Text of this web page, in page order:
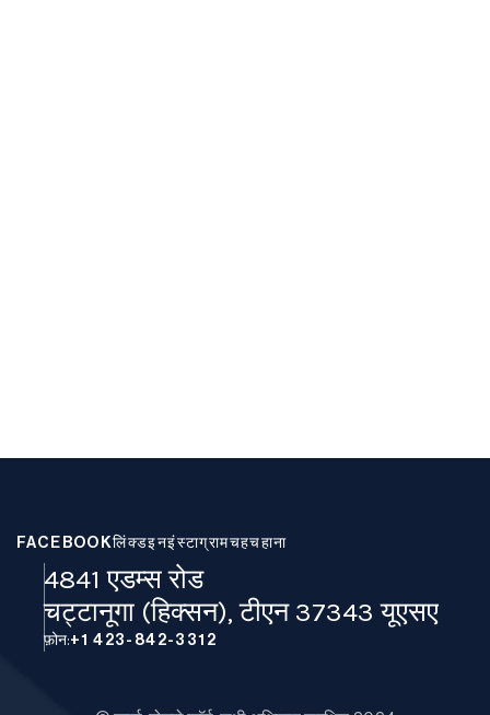
FACEBOOKलिंक्डइनइंस्टाग्रामचहचहाना
4841 एडम्स रोड
चट्टानूगा (हिक्सन), टीएन 37343 यूएसए
फ़ोन:+1 423-842-3312